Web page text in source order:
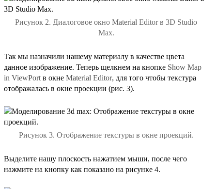
Рисунок 2. Диалоговое окно Material Editor в 3D Studio
Max.
Так мы назначили нашему материалу в качестве цвета
данное изображение. Теперь щелкнем на кнопке Show Map
in ViewPort в окне Material Editor, для того чтобы текстура
отображалась в окне проекции (рис. 3).
Рисунок 3. Отображение текстуры в окне проекций.
Выделите нашу плоскость нажатием мыши, после чего
нажмите на кнопку как показано на рисунке 4.